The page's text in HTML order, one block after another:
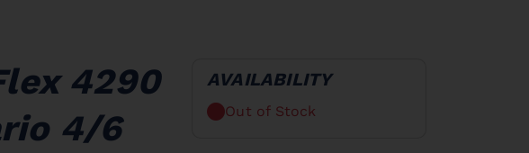
4290
4/6
AVAILABILITY
Out of Stock